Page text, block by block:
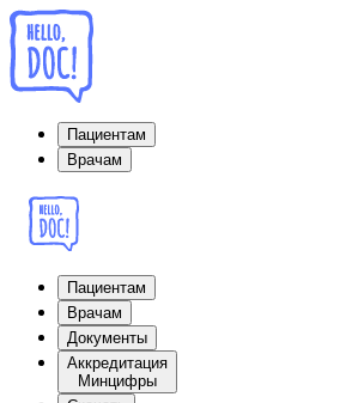
Пациентам
Врачам
Пациентам
Врачам
Документы
Аккредитация
Минцифры